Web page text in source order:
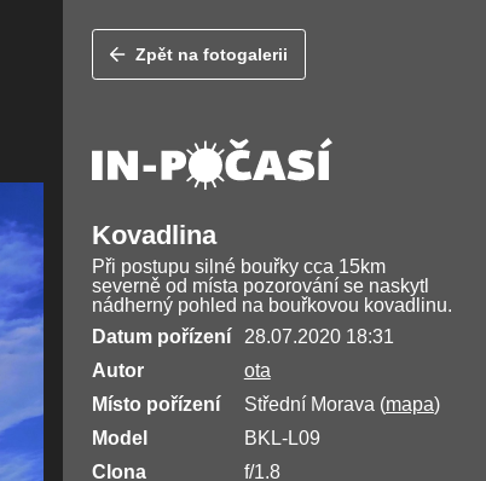
Zpět na fotogalerii
Kovadlina
Při postupu silné bouřky cca 15km
severně od místa pozorování se naskytl
nádherný pohled na bouřkovou kovadlinu.
Datum pořízení
28.07.2020 18:31
Autor
ota
Místo pořízení
Střední Morava (mapa)
Model
BKL-L09
Clona
f/1.8